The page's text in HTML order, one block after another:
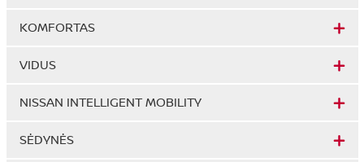
KOMFORTAS
VIDUS
NISSAN INTELLIGENT MOBILITY
SĖDYNĖS